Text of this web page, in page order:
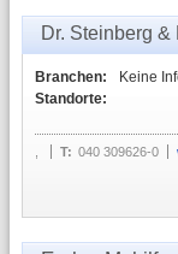
Dr. Steinberg
Branchen:
Keine
Standorte:
T: 040 309626-0